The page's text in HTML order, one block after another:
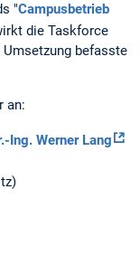
"Campusbetrieb
die Taskforce
befasste
an:
Ing. Werner Lang